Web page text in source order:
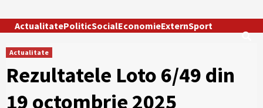
ActualitatePoliticSocialEconomieExternSport
Actualitate
Rezultatele Loto 6/49 din
19 octombrie 2025